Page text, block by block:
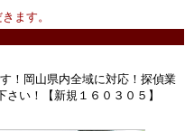
！岡山県内全域に対応！探偵業
い！【新規１６０３０５】